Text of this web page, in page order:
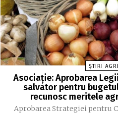
ȘTIRI
Asociație: Aprobarea
salvator pentru
recunosc meritele
Aprobarea Strategiei pentru